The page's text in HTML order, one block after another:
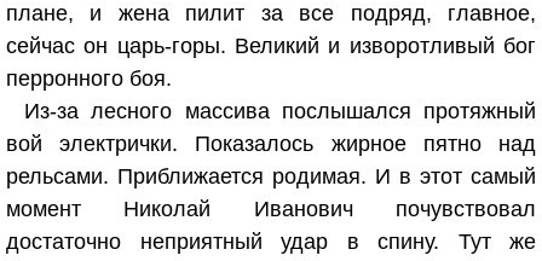
плане, и жена пилит за все подряд, главное,
сейчас он царь-горы. Великий и изворотливый бог
перронного боя.
Из-за лесного массива послышался протяжный
вой электрички. Показалось жирное пятно над
рельсами. Приближается родимая. И в этот самый
момент Николай Иванович почувствовал
достаточно неприятный удар в спину. Тут же